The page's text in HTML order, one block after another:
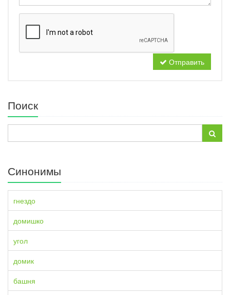
Отправить
Поиск
Синонимы
гнездо
домишко
угол
домик
башня